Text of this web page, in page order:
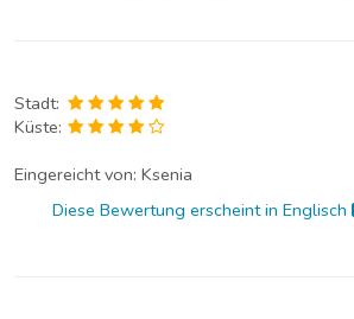
Stadt:
Küste:
Eingereicht von: Ksenia
Diese Bewertung erscheint in Englisch